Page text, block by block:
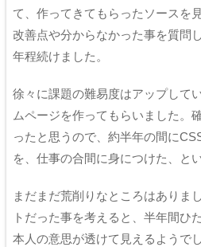
て、作ってきてもらったソースを
改善点や分からなかった事を質問
年程続けました。
徐々に課題の難易度はアップして
ムページを作ってもらいました。
ったと思うので、約半年の間に
を、仕事の合間に身につけた、と
まだまだ荒削りなところはありま
トだった事を考えると、半年間ひ
本人の意思が透けて見えるようでし